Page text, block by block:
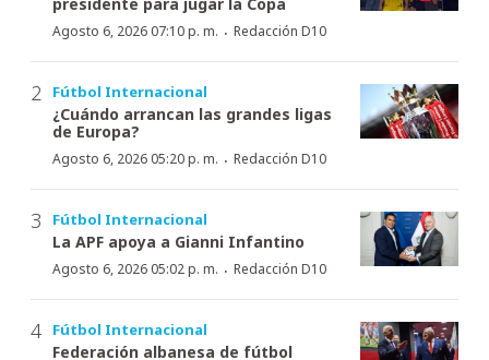
Agosto 6, 2026 07:10 p. m. · Redacción D10
Fútbol Internacional
¿Cuándo arrancan las grandes ligas
de Europa?
Agosto 6, 2026 05:20 p. m. · Redacción D10
Fútbol Internacional
La APF apoya a Gianni Infantino
Agosto 6, 2026 05:02 p. m. · Redacción D10
Fútbol Internacional
Federación albanesa de fútbol